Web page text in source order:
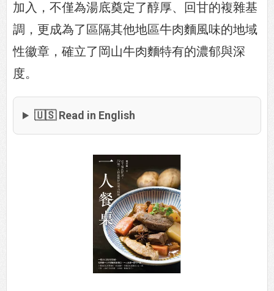
加入，不僅為湯底奠定了醇厚、回甘的複雜基
調，更成為了區隔其他地區牛肉麵風味的地域
性徽章，確立了岡山牛肉麵特有的濃郁與深
度。
🇺🇸 Read in English